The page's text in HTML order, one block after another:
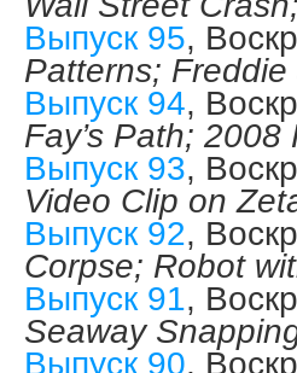
Выпуск 95,
Patterns;
Выпуск 94,
Fay’s Path;
Выпуск 93,
Video Clip on
Выпуск 92,
Corpse; Robot
Выпуск 91,
Seaway
Выпуск 90,